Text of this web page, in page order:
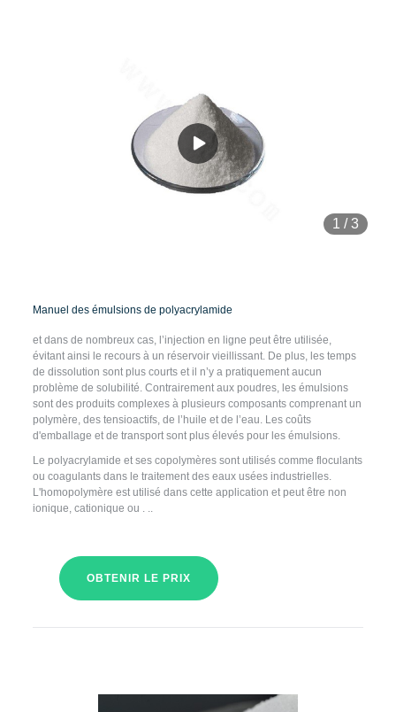
1 /3
Manuel des émulsions de polyacrylamide
et dans de nombreux cas, l’injection en ligne peut être utilisée,
évitant ainsi le recours à un réservoir vieillissant. De plus, les temps
de dissolution sont plus courts et il n’y a pratiquement aucun
problème de solubilité. Contrairement aux poudres, les émulsions
sont des produits complexes à plusieurs composants comprenant un
polymère, des tensioactifs, de l’huile et de l’eau. Les coûts
d'emballage et de transport sont plus élevés pour les émulsions.
Le polyacrylamide et ses copolymères sont utilisés comme floculants
ou coagulants dans le traitement des eaux usées industrielles.
L'homopolymère est utilisé dans cette application et peut être non
ionique, cationique ou . ..
OBTENIR LE PRIX